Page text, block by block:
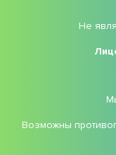
Не
Возможны